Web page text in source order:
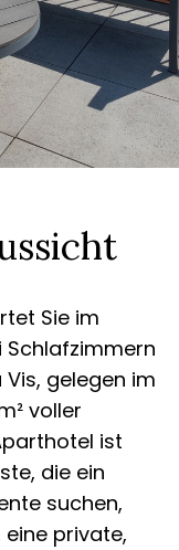
Sie im
Schlafzimmern
gelegen im
voller
ist
die ein
suchen,
private,